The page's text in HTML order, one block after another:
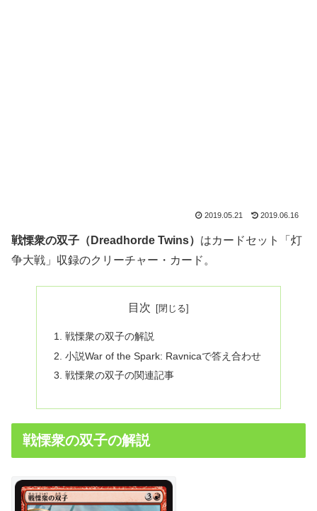
2019.05.21 2019.06.16
戦慄衆の双子（Dreadhorde Twins） はカードセット「灯
争大戦」収録のクリーチャー・カード。
目次
戦慄衆の双子の解説
小説War of the Spark: Ravnicaで答え合わせ
戦慄衆の双子の関連記事
戦慄衆の双子の解説